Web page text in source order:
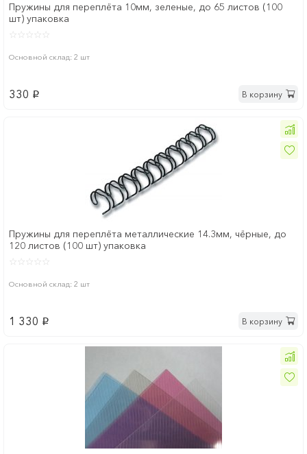
Пружины для переплёта 10мм, зеленые, до 65 листов (100
шт) упаковка
Основной склад: 2 шт
330 p В корзину
Пружины для переплёта металлические 14.3мм, чёрные, до
120 листов (100 шт) упаковка
Основной склад: 2 шт
1 330 p В корзину